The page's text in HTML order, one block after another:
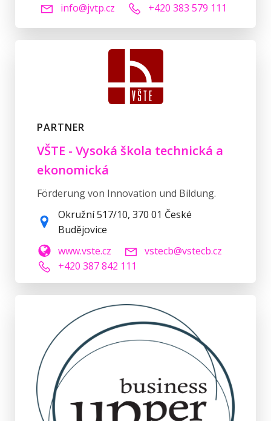
info@jvtp.cz
+420 383 579 111
PARTNER
VŠTE - Vysoká škola technická a
ekonomická
Förderung von Innovation und Bildung.
Okružní 517/10, 370 01 České
Budějovice
www.vste.cz
vstecb@vstecb.cz
+420 387 842 111